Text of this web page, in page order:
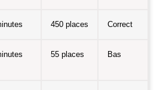
450 places Correct
55 places Bas